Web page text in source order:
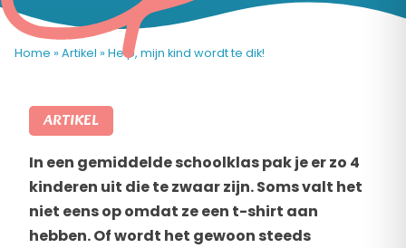
Home » Artikel » Help, mijn kind wordt te dik!
ARTIKEL
In een gemiddelde schoolklas pak je er zo 4
kinderen uit die te zwaar zijn. Soms valt het
niet eens op omdat ze een t-shirt aan
hebben. Of wordt het gewoon steeds